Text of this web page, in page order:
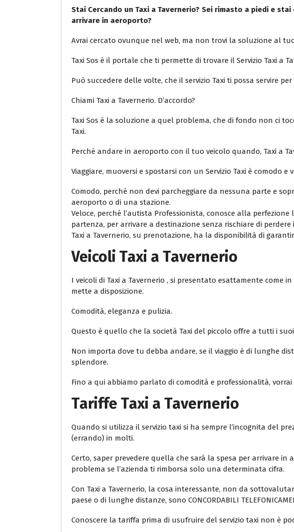
Stai Cercando un Taxi a Tavernerio? Sei rimasto a piedi e
arrivare in aeroporto?
Avrai cercato ovunque nel web, ma non trovi la soluzione al
Taxi Sos è il portale che ti permette di trovare il Servizio Taxi a
Può succedere delle volte, che il servizio Taxi ti possa servire
Chiami Taxi a Tavernerio. D’accordo?
Taxi Sos è la soluzione a quel problema, che di fondo non ci
Taxi.
Perché andare in aeroporto con il tuo veicolo quando, Taxi a
Viaggiare, muoversi e spostarsi con un Servizio Taxi è comodo e
Comodo, perché non devi parcheggiare da nessuna parte e
aeroporto o di una stazione.
Veloce, perché l’autista Professionista, conosce alla
partenza, per arrivare a destinazione senza rischiare di
Taxi a Tavernerio, su prenotazione, ha la disponibilità di
Veicoli Taxi a Tavernerio
I veicoli di Taxi a Tavernerio , si presentato esattamente come
mette a disposizione.
Comodità, eleganza e pulizia.
Questo è quello che la società Taxi del piccolo offre a tutti i
Non importa dove tu debba andare, se il viaggio è di lunghe
splendore.
Fino a qui abbiamo parlato di comodità e professionalità,
Tariffe Taxi a Tavernerio
Quando si utilizza il servizio taxi si ha sempre l’incognita del
(errando) in molti.
Certo, saper prevedere quella che sarà la spesa per arrivare
problema se l’azienda ti rimborsa solo una determinata cifra.
Con Taxi a Tavernerio, la cosa interessante, non da
paese o di lunghe distanze, sono CONCORDABILI
Conoscere la tariffa prima di usufruire del servizio taxi non è